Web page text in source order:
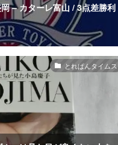
– カターレ富山 / 3点差勝利
とれぱんタイムス